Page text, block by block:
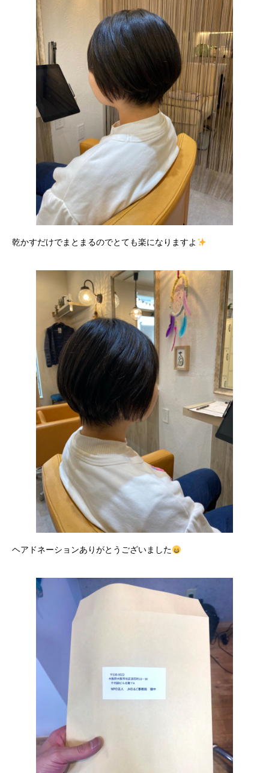
乾かすだけでまとまるのでとても楽になりますよ
ヘアドネーションありがとうございました